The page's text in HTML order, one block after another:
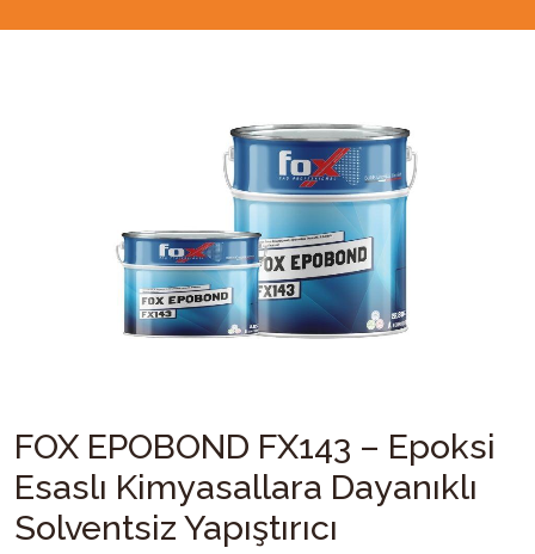
FOX EPOBOND FX143 – Epoksi
Esaslı Kimyasallara Dayanıklı
Solventsiz Yapıştırıcı